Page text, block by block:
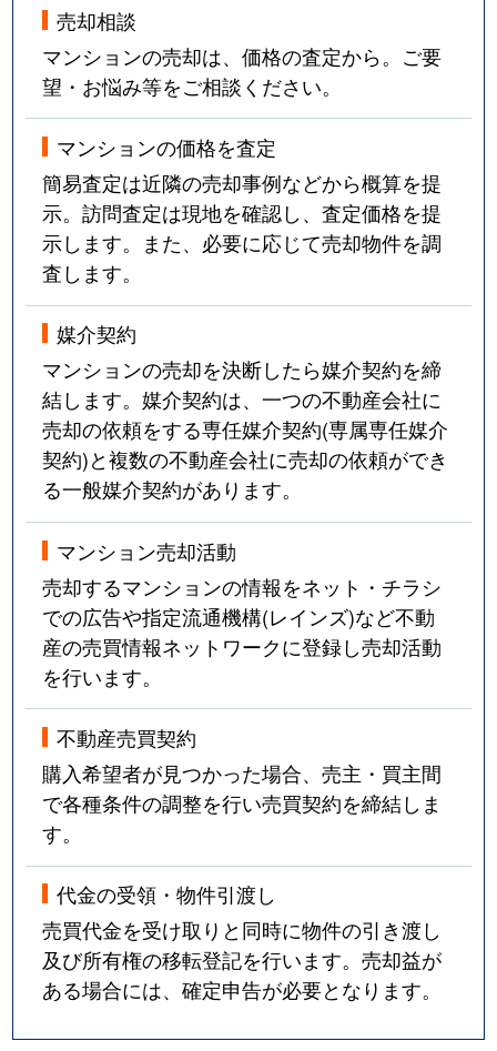
売却相談
マンションの売却は、価格の査定から。ご要
望・お悩み等をご相談ください。
マンションの価格を査定
簡易査定は近隣の売却事例などから概算を提
示。訪問査定は現地を確認し、査定価格を提
示します。また、必要に応じて売却物件を調
査します。
媒介契約
マンションの売却を決断したら媒介契約を締
結します。媒介契約は、一つの不動産会社に
売却の依頼をする専任媒介契約(専属専任媒介
契約)と複数の不動産会社に売却の依頼ができ
る一般媒介契約があります。
マンション売却活動
売却するマンションの情報をネット・チラシ
での広告や指定流通機構(レインズ)など不動
産の売買情報ネットワークに登録し売却活動
を行います。
不動産売買契約
購入希望者が見つかった場合、売主・買主間
で各種条件の調整を行い売買契約を締結しま
す。
代金の受領・物件引渡し
売買代金を受け取りと同時に物件の引き渡し
及び所有権の移転登記を行います。売却益が
ある場合には、確定申告が必要となります。